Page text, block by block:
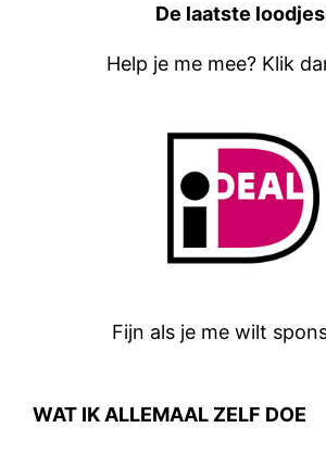
De laatste
Help je me mee? Klik
Fijn als je me wilt
WAT IK ALLEMAAL ZELF DOE